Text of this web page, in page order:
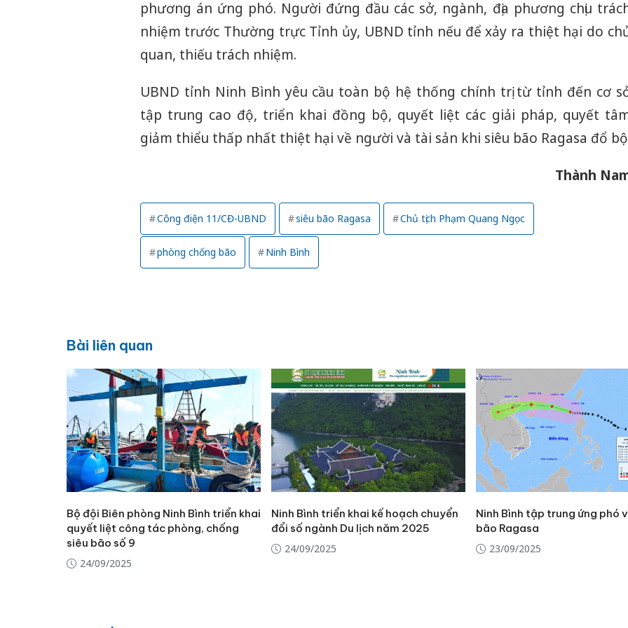
phương án ứng phó. Người đứng đầu các sở, ngành, địa phương chịu
nhiệm trước Thường trực Tỉnh ủy, UBND tỉnh nếu để xảy ra thiệt hại do
quan, thiếu trách nhiệm.
UBND tỉnh Ninh Bình yêu cầu toàn bộ hệ thống chính trị từ tỉnh đến cơ
tập trung cao độ, triển khai đồng bộ, quyết liệt các giải pháp, quyết
giảm thiểu thấp nhất thiệt hại về người và tài sản khi siêu bão Ragasa đổ
Thành
Công điện 11/CĐ-UBND siêu bão Ragasa Chủ tịch Phạm Quang Ngọc
phòng chống bão Ninh Bình
Bài liên quan
Bộ đội Biên phòng Ninh Bình triển khai
quyết liệt công tác phòng, chống
siêu bão số 9
24/09/2025
Ninh Bình triển khai kế hoạch chuyển
đổi số ngành Du lịch năm 2025
24/09/2025
Ninh Bình tập trung ứng phó
bão Ragasa
23/09/2025
Thanh
hại
An
chủ
Quốc ra